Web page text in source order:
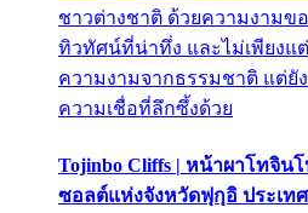
ชาวต่างชาติ ด้วยความงามข
ทิวทัศน์ที่น่าทึ่ง และไม่เพียงแ
ความงามจากธรรมชาติ แต่ยั
ความเชื่อที่ลึกซึ้งด้วย
Tojinbo Cliffs | หน้าผาโทจิน
ซอลต์แห่งจังหวัดฟุกุอิ ประเท